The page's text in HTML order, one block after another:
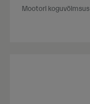
Mootori koguvõimsus